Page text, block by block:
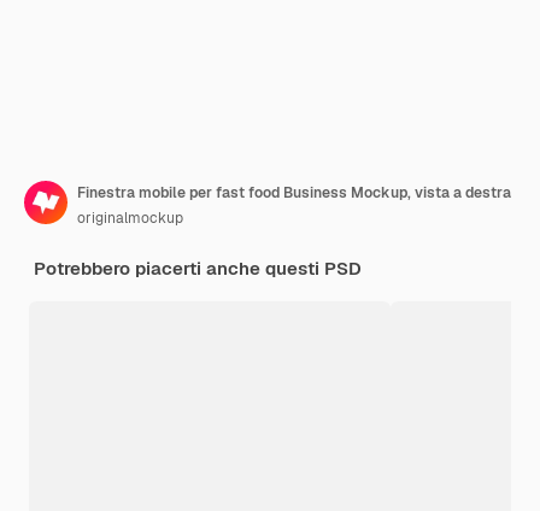
Finestra mobile per fast food Business Mockup, vista a destra
originalmockup
Potrebbero piacerti anche questi PSD